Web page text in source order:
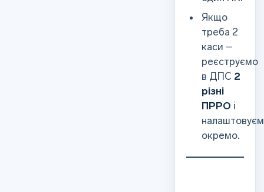
Якщо
треба 2
каси –
реєструємо
в ДПС 2
різні
ПРРО і
окремо.